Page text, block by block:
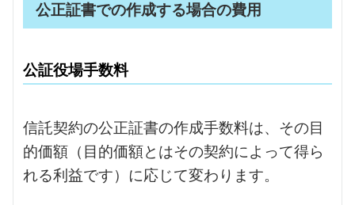
公正証書での作成する場合の費用
公証役場手数料
信託契約の公正証書の作成手数料は、その目
的価額（目的価額とはその契約によって得ら
れる利益です）に応じて変わります。